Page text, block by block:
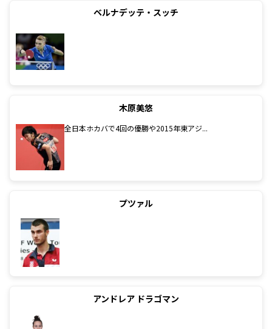
ベルナデッテ・スッチ
木原美悠
全日本ホカバで4回の優勝や2015年東アジ...
プツァル
アンドレア ドラゴマン